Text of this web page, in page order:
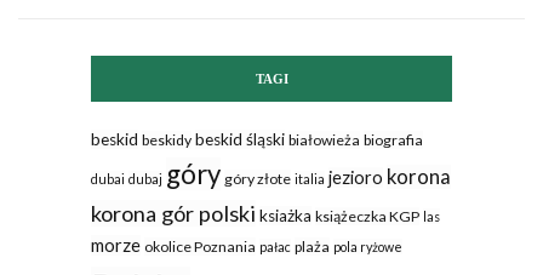
TAGI
beskid beskidy beskid śląski białowieża biografia
dubai dubaj góry góry złote italia jezioro korona
korona gór polski ksiażka książeczka KGP las
morze okolice Poznania pałac plaża pola ryżowe